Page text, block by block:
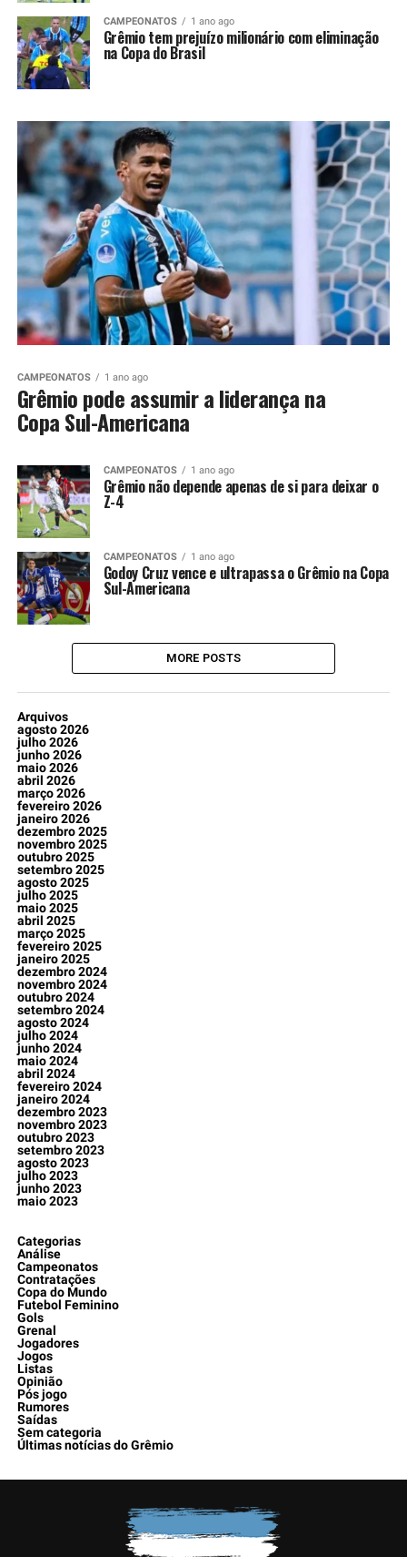
CAMPEONATOS 1 ano ago
Grêmio tem prejuízo milionário com eliminação
na Copa do Brasil
CAMPEONATOS 1 ano ago
Grêmio pode assumir a liderança na
Copa Sul-Americana
CAMPEONATOS 1 ano ago
Grêmio não depende apenas de si para deixar o
Z-4
CAMPEONATOS 1 ano ago
Godoy Cruz vence e ultrapassa o Grêmio na Copa
Sul-Americana
MORE POSTS
Arquivos
agosto 2026
julho 2026
junho 2026
maio 2026
abril 2026
março 2026
fevereiro 2026
janeiro 2026
dezembro 2025
novembro 2025
outubro 2025
setembro 2025
agosto 2025
julho 2025
maio 2025
abril 2025
março 2025
fevereiro 2025
janeiro 2025
dezembro 2024
novembro 2024
outubro 2024
setembro 2024
agosto 2024
julho 2024
junho 2024
maio 2024
abril 2024
fevereiro 2024
janeiro 2024
dezembro 2023
novembro 2023
outubro 2023
setembro 2023
agosto 2023
julho 2023
junho 2023
maio 2023
Categorias
Análise
Campeonatos
Contratações
Copa do Mundo
Futebol Feminino
Gols
Grenal
Jogadores
Jogos
Listas
Opinião
Pós jogo
Rumores
Saídas
Sem categoria
Últimas notícias do Grêmio